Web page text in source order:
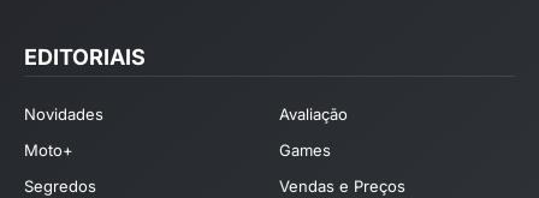
EDITORIAIS
Novidades
Avaliação
Moto+
Games
Segredos
Vendas e Preços